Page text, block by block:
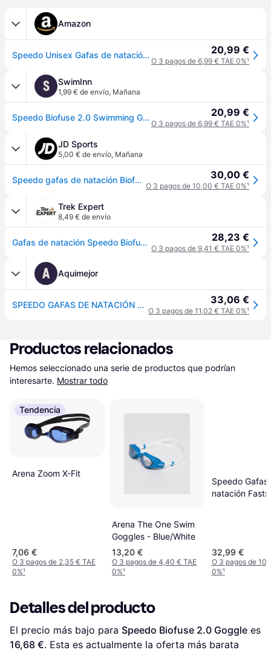
Amazon
Speedo Unisex Gafas de natación Biofuse 2.0 | Ajuste fácil patentado | Antivaho | Sin goteos | Ajuste optimizado | Más comodidad White/Red/Light Smoke One Size 20,99 €
O 3 pagos de 6,99 € TAE 0%¹
S SwimInn
1,99 € de envío, Mañana
Speedo Biofuse 2.0 Swimming Goggles Blanco 20,99 €
O 3 pagos de 6,99 € TAE 0%¹
JD Sports
5,00 € de envío, Mañana
Speedo gafas de natación Biofuse 2.0, Blanco - One Size 30,00 €
O 3 pagos de 10,00 € TAE 0%¹
Trek Expert
8,49 € de envío
Gafas de natación Speedo Biofuse 2.0 - Blanc 28,23 €
O 3 pagos de 9,41 € TAE 0%¹
A Aquimejor
SPEEDO GAFAS DE NATACIÓN BLANCO REF 1075428 33,06 €
O 3 pagos de 11,02 € TAE 0%¹
Productos relacionados
Hemos seleccionado una serie de productos que podrían
interesarte. Mostrar todo
Tendencia
Arena Zoom X-Fit
7,06 €
O 3 pagos de 2,35 € TAE
0%¹
Arena The One Swim
Goggles - Blue/White
13,20 €
O 3 pagos de 4,40 € TAE
0%¹
Speedo Gafas
natación
Gafas de
para Unisex
Rojo sirena/
32,99 €
O 3 pagos de
0%¹
Detalles del producto
El precio más bajo para Speedo Biofuse 2.0 Goggle
16,68 €. Esta es actualmente la oferta más barata